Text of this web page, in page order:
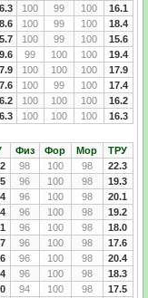
100 99 100
16.1
100 99 100
18.4
100 99 100
15.6
99 100 100
19.4
100 100 100
17.9
100 99 100
17.4
100 100 100
16.2
100 100 100 16.3
Физ Фор Мор
ТРУ
98 100 98
22.3
96 100 98
19.3
96 100 98
20.1
96 100 98
19.2
96 100 98
18.0
96 100 98
17.6
96 100 98
20.4
96 100 98
18.3
94 100 98
17.5